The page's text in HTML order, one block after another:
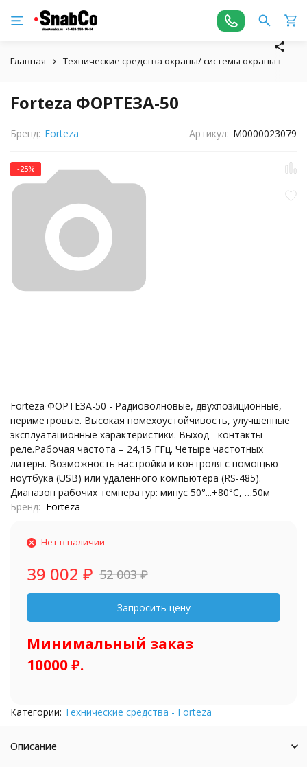
Главная Технические средства охраны/ системы охраны
Forteza ФОРТЕЗА-50
Бренд: Forteza Артикул: М0000023079
-25%
Forteza ФОРТЕЗА-50 - Радиоволновые, двухпозиционные,
периметровые. Высокая помехоустойчивость, улучшенные
эксплуатационные характеристики. Выход - контакты
реле.Рабочая частота – 24,15 ГГц. Четыре частотных
литеры. Возможность настройки и контроля с помощью
ноутбука (USB) или удаленного компьютера (RS-485).
Диапазон рабочих температур: минус 50°...+80°С, …50м
Бренд
Forteza
Нет в наличии
39 002 ₽ 52 003₽
Минимальный заказ
10000 ₽.
Категории: Технические средства - Forteza
Описание